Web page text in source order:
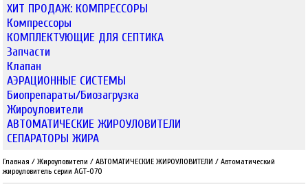
ХИТ ПРОДАЖ: КОМПРЕССОРЫ
Компрессоры
КОМПЛЕКТУЮЩИЕ ДЛЯ СЕПТИКА
Запчасти
Клапан
АЭРАЦИОННЫЕ СИСТЕМЫ
Биопрепараты/Биозагрузка
Жироуловители
АВТОМАТИЧЕСКИЕ ЖИРОУЛОВИТЕЛИ
СЕПАРАТОРЫ ЖИРА
Главная /Жироуловители /АВТОМАТИЧЕСКИЕ ЖИРОУЛОВИТЕЛИ /Автоматический
жироуловитель серии AGT-070